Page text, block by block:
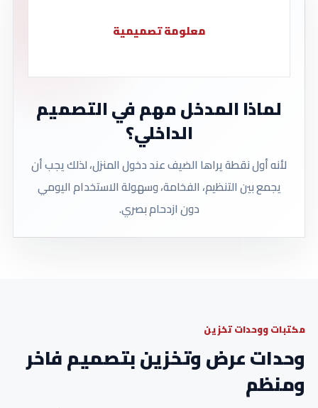
معلومة تصميمية
لماذا المدخل مهم في التصميم
الداخلي؟
لأنه أول نقطة يراها الضيف عند دخول المنزل، لذلك يجب أن
يجمع بين التنظيم، الفخامة، وسهولة الاستخدام اليومي
دون ازدحام بصري.
مكتبات ووحدات تخزين
وحدات عرض وتخزين بتصميم فاخر
ومنظم